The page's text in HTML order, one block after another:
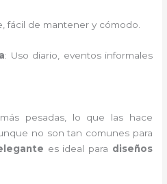
fácil de mantener y cómodo.
: Uso diario, eventos informales
pesadas, lo que las hace
no son tan comunes para
es ideal para diseños